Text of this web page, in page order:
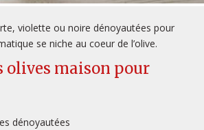
violette ou noire dénoyautées pour
se niche au coeur de l’olive.
olives maison pour
dénoyautées